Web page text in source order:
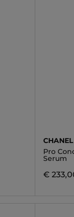
CHANEL
Pro
Serum
€